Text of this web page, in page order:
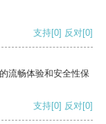
支持[0] 反对[0]
流畅体验和安全性保
支持[0] 反对[0]